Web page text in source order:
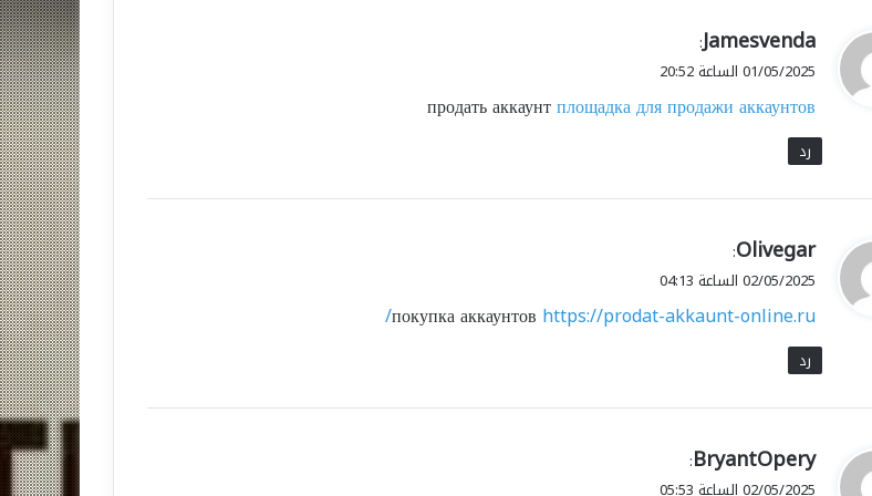
ي
ق
ل
Jamesvenda
:
01/05/2025 الساعة 20:52
продать аккаунтплощадка для продажи аккаунтов
رد
ي
ق
ل
Olivegar
:
02/05/2025 الساعة 04:13
покупка аккаунтов https://prodat-akkaunt-online.ru/
رد
ي
ق
BryantOpery
:
02/05/2025 الساعة 05:53